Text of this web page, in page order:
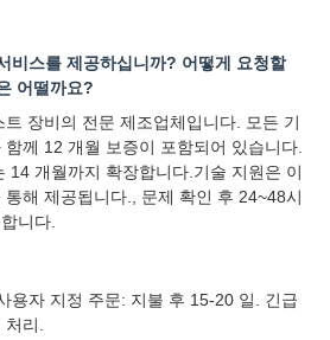
비스를 제공하십니까? 어떻게 요청할
어떨까요?
장비의 전문 제조업체입니다. 모든 기
께 12 개월 보증이 포함되어 있습니다.
14 개월까지 확장합니다.기술 지원은 이
해 제공됩니다., 문제 확인 후 24~48시
니다.
용자 지정 주문: 지불 후 15-20 일. 긴급
리.